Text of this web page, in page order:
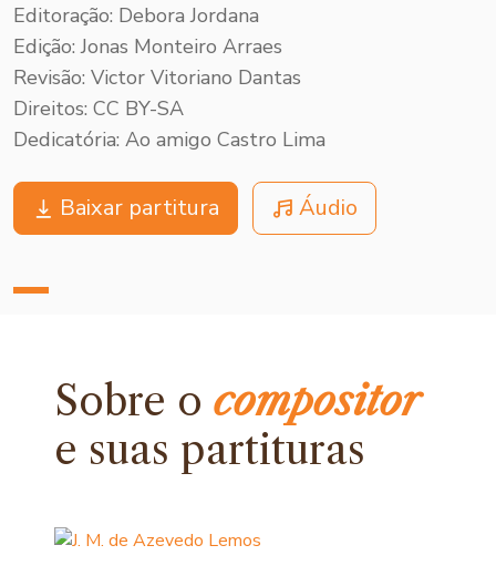
Editoração: Debora Jordana
Edição: Jonas Monteiro Arraes
Revisão: Victor Vitoriano Dantas
Direitos: CC BY-SA
Dedicatória: Ao amigo Castro Lima
Baixar partitura Áudio
Sobre ocompositor
e suas partituras